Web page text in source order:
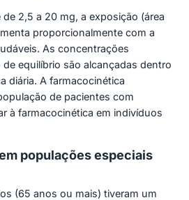
2,5 a 20 mg, a exposição (área
proporcionalmente com a
As concentrações
equilíbrio são alcançadas dentro
diária. A farmacocinética
de pacientes com
à farmacocinética em indivíduos
populações especiais
(65 anos ou mais) tiveram um